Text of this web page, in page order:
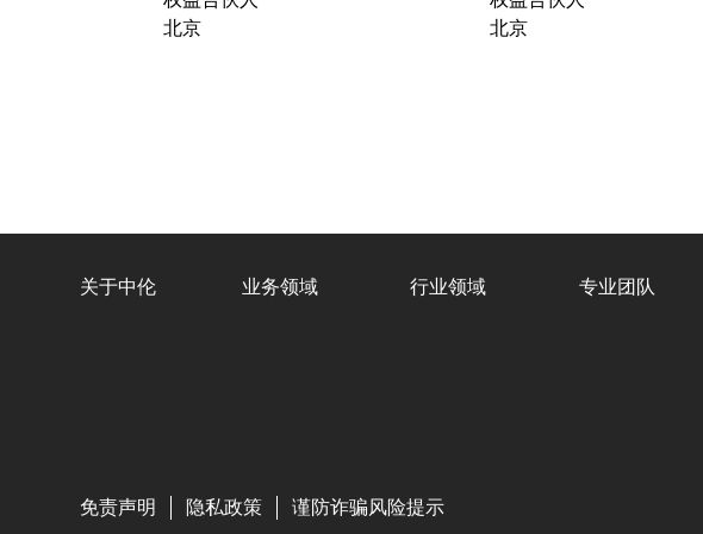
北京
北京
关于中伦 业务领域 行业领域 专业团队
免责声明 隐私政策 谨防诈骗风险提示